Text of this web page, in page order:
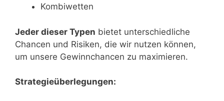
Kombiwetten
Jeder dieser Typen bietet unterschiedliche
Chancen und Risiken, die wir nutzen können,
um unsere Gewinnchancen zu maximieren.
Strategieüberlegungen: